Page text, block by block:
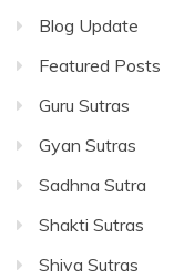
Blog Update
Featured Posts
Guru Sutras
Gyan Sutras
Sadhna Sutra
Shakti Sutras
Shiva Sutras